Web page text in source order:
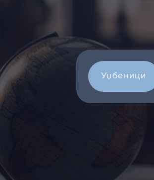
Уџбеници